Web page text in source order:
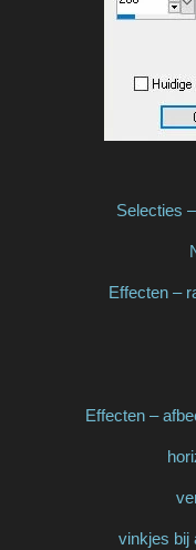
Selecties
Effecten –
Effecten –
vinkjes bij